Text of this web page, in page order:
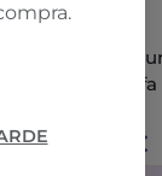
Nuxe
Sérum
73,56€